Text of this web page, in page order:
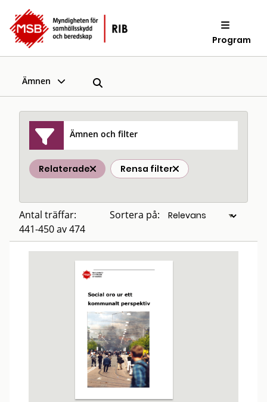
Program
Ämnen
Ämnen och filter
Relaterade Rensa filter
Antal träffar:
441-450 av 474
Sortera på: